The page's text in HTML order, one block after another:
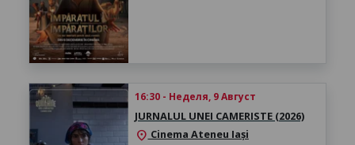
16:30 - Неделя, 9 Август
JURNALUL UNEI CAMERISTE (2026)
location_on Cinema Ateneu Iași